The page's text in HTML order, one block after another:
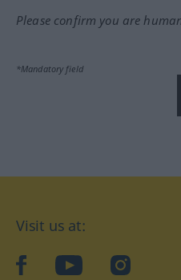
Please confirm you are
*Mandatory field
Visit us at:
facebookYouTubeInstagram